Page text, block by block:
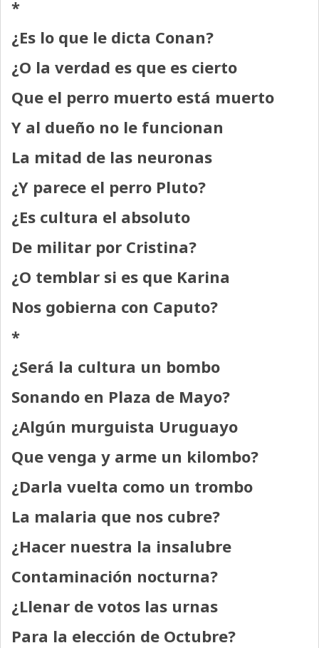
*
¿Es lo que le dicta Conan?
¿O la verdad es que es cierto
Que el perro muerto está muerto
Y al dueño no le funcionan
La mitad de las neuronas
¿Y parece el perro Pluto?
¿Es cultura el absoluto
De militar por Cristina?
¿O temblar si es que Karina
Nos gobierna con Caputo?
*
¿Será la cultura un bombo
Sonando en Plaza de Mayo?
¿Algún murguista Uruguayo
Que venga y arme un kilombo?
¿Darla vuelta como un trombo
La malaria que nos cubre?
¿Hacer nuestra la insalubre
Contaminación nocturna?
¿Llenar de votos las urnas
Para la elección de Octubre?